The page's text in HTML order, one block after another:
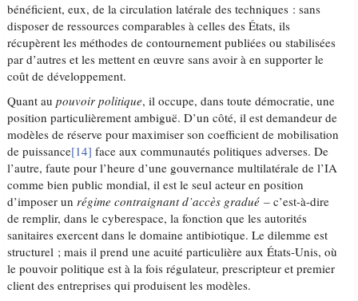
bénéficient, eux, de la circulation latérale des techniques : sans
disposer de ressources comparables à celles des États, ils
récupèrent les méthodes de contournement publiées ou stabilisées
par d’autres et les mettent en œuvre sans avoir à en supporter le
coût de développement.
Quant aupouvoir politique, il occupe, dans toute démocratie, une
position particulièrement ambiguë. D’un côté, il est demandeur de
modèles de réserve pour maximiser son coefficient de mobilisation
de puissance[14] face aux communautés politiques adverses. De
l’autre, faute pour l’heure d’une gouvernance multilatérale de l’IA
comme bien public mondial, il est le seul acteur en position
d’imposer unrégime contraignant d’accès gradué – c’est-à-dire
de remplir, dans le cyberespace, la fonction que les autorités
sanitaires exercent dans le domaine antibiotique. Le dilemme est
structurel ; mais il prend une acuité particulière aux États-Unis, où
le pouvoir politique est à la fois régulateur, prescripteur et premier
client des entreprises qui produisent les modèles.